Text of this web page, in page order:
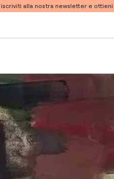
iscriviti alla nostra newsletter e